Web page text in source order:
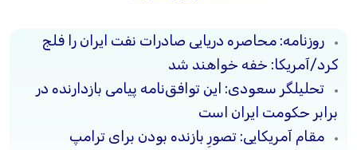
روزنامه: محاصره دریایی صادرات نفت ایران را فلج
کرد/آمریکا: خفه خواهند شد
تحلیلگر سعودی: این توافق‌نامه پیامی بازدارنده در
برابر حکومت ایران است
مقام آمریکایی: تصورِ بازنده بودن برای ترامپ